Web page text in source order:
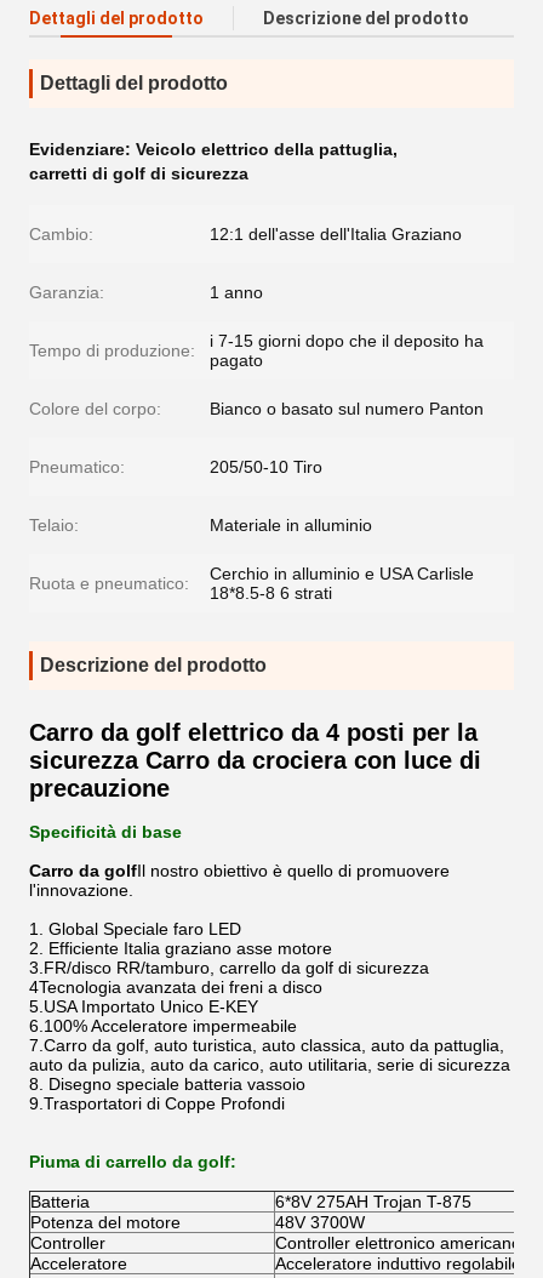
Dettagli del prodotto Descrizione del prodotto
Dettagli del prodotto
Evidenziare: Veicolo elettrico della pattuglia,
carretti di golf di sicurezza
Cambio: 12:1 dell'asse dell'Italia Graziano
Garanzia: 1 anno
Tempo di produzione:
i 7-15 giorni dopo che il deposito ha
pagato
Colore del corpo: Bianco o basato sul numero Panton
Pneumatico: 205/50-10 Tiro
Telaio: Materiale in alluminio
Ruota e pneumatico:
Cerchio in alluminio e USA Carlisle
18*8.5-8 6 strati
Descrizione del prodotto
Carro da golf elettrico da 4 posti per la
sicurezza Carro da crociera con luce di
precauzione
Specificità di base
Carro da golfIl nostro obiettivo è quello di promuovere
l'innovazione.
1. Global Speciale faro LED
2. Efficiente Italia graziano asse motore
3.FR/disco RR/tamburo, carrello da golf di sicurezza
4Tecnologia avanzata dei freni a disco
5.USA Importato Unico E-KEY
6.100% Acceleratore impermeabile
7.Carro da golf, auto turistica, auto classica, auto da pattuglia,
auto da pulizia, auto da carico, auto utilitaria, serie di sicurezza
8. Disegno speciale batteria vassoio
9.Trasportatori di Coppe Profondi
Piuma di carrello da golf:
Batteria
6*8V 275AH Trojan T-875
Potenza del motore
48V 3700W
Controller
Controller elettronico americano
Acceleratore
Acceleratore induttivo regolabile